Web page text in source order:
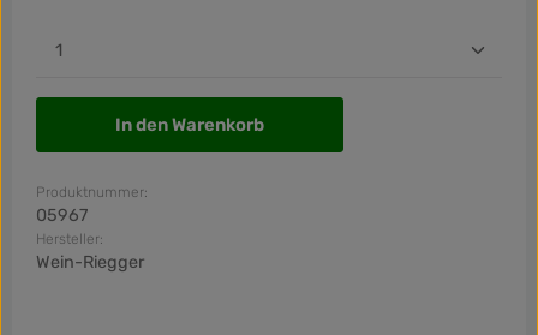
Produkt Anzahl: Gib den gewünschten Wert
In den Warenkorb
Produktnummer:
05967
Hersteller:
Wein-Riegger